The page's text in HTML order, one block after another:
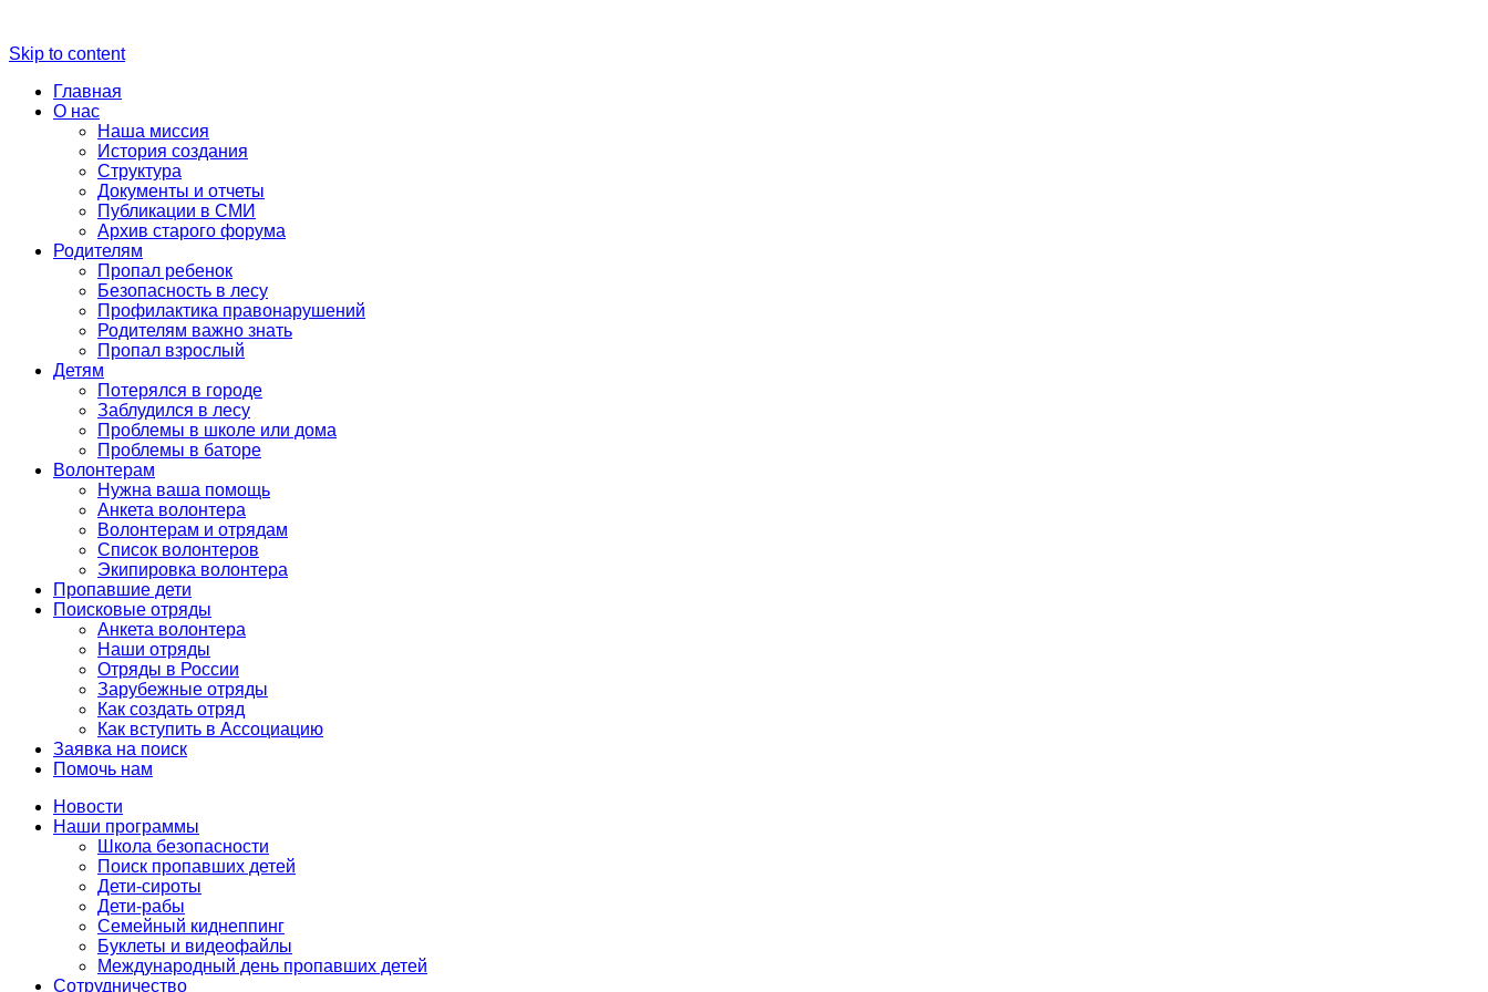
Skip to content
Главная
О нас
Наша миссия
История создания
Структура
Документы и отчеты
Публикации в СМИ
Архив старого форума
Родителям
Пропал ребенок
Безопасность в лесу
Профилактика правонарушений
Родителям важно знать
Пропал взрослый
Детям
Потерялся в городе
Заблудился в лесу
Проблемы в школе или дома
Проблемы в баторе
Волонтерам
Нужна ваша помощь
Анкета волонтера
Волонтерам и отрядам
Список волонтеров
Экипировка волонтера
Пропавшие дети
Поисковые отряды
Анкета волонтера
Наши отряды
Отряды в России
Зарубежные отряды
Как создать отряд
Как вступить в Ассоциацию
Заявка на поиск
Помочь нам
Новости
Наши программы
Школа безопасности
Поиск пропавших детей
Дети-сироты
Дети-рабы
Семейный киднеппинг
Буклеты и видеофайлы
Международный день пропавших детей
Сотрудничество